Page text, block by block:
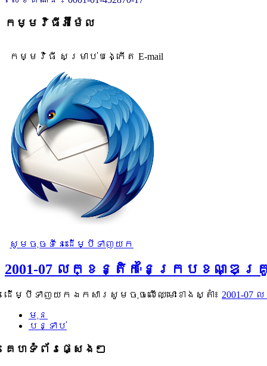
កម្មវិធីអ៊ីម៉ែល
កម្មវិធី សម្រាប់បង្កើត E-mail
សូមចុចទីនេះដើម្បីទាញយក
2001-07 លក្ខន្តិកៈនៃក្របខណ្ឌ
ដើម្បីទាញយកឯកសារសូមចុចលើឈ្មោះខាងស្តាំ៖ 2001-
មុន
បន្ទាប់
គេហទំព័រផ្សេងៗ